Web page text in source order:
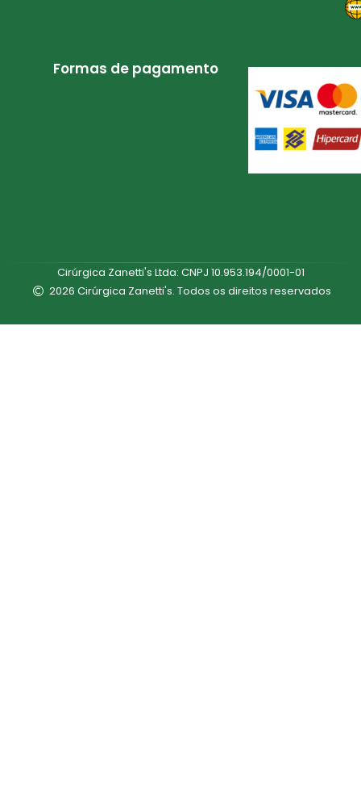
Formas de pagamento
Cirúrgica Zanetti's Ltda: CNPJ 10.953.194/0001-01
2026 Cirúrgica Zanetti's. Todos os direitos reservados